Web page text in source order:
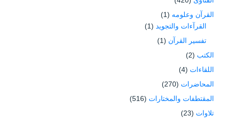
القرآن وعلومه (1)
القرآءات والتجويد (1)
تفسير القرآن (1)
الكتب (2)
اللقاءات (4)
المحاضرات (270)
المقتطفات والمختارات (516)
تلاوات (23)